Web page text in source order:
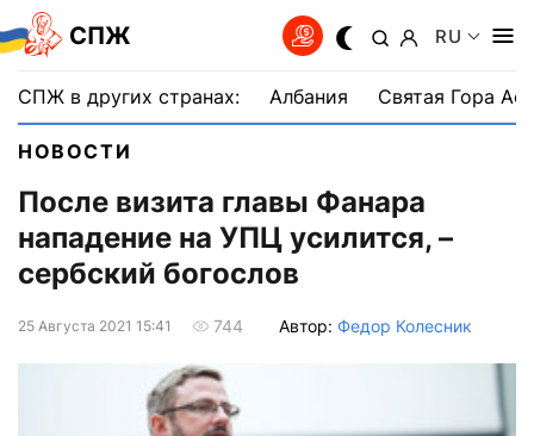
СПЖ RU
СПЖ в других странах: Албания Святая Гора
НОВОСТИ
После визита главы Фанара
нападение на УПЦ усилится, –
сербский богослов
25 Августа 2021 15:41 744 Автор: Федор Колесник